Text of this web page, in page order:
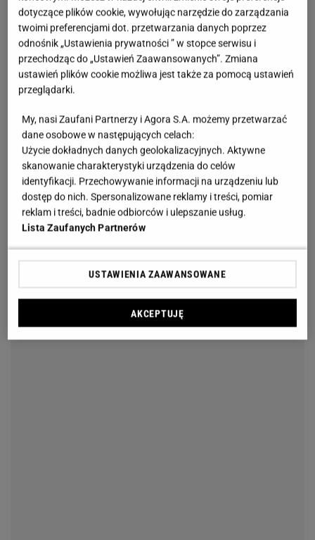
dotyczące plików cookie, wywołując narzędzie do zarządzania
twoimi preferencjami dot. przetwarzania danych poprzez
odnośnik „Ustawienia prywatności ” w stopce serwisu i
przechodząc do „Ustawień Zaawansowanych”. Zmiana
ustawień plików cookie możliwa jest także za pomocą ustawień
przeglądarki.
My, nasi Zaufani Partnerzy i Agora S.A. możemy przetwarzać
dane osobowe w następujących celach:
Użycie dokładnych danych geolokalizacyjnych. Aktywne
skanowanie charakterystyki urządzenia do celów
identyfikacji. Przechowywanie informacji na urządzeniu lub
dostęp do nich. Spersonalizowane reklamy i treści, pomiar
reklam i treści, badnie odbiorców i ulepszanie usług.
Lista Zaufanych Partnerów
USTAWIENIA ZAAWANSOWANE
AKCEPTUJĘ